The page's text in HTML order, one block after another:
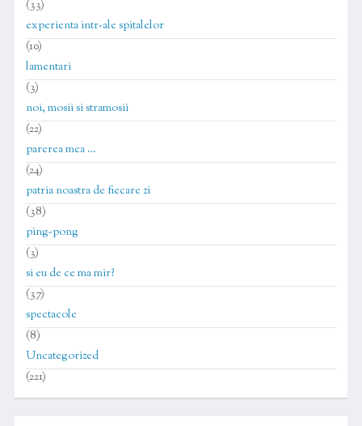
(33)
experienta intr-ale spitalelor
(10)
lamentari
(3)
noi, mosii si stramosii
(22)
parerea mea …
(24)
patria noastra de fiecare zi
(38)
ping-pong
(3)
si eu de ce ma mir?
(37)
spectacole
(8)
Uncategorized
(221)